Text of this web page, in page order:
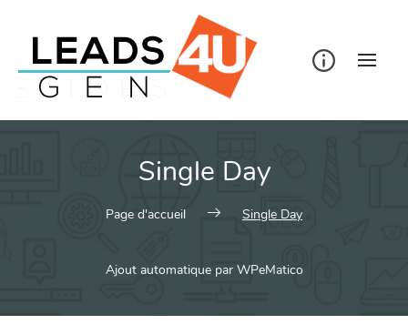
Single Day
Page d'accueil Single Day
Ajout automatique par WPeMatico